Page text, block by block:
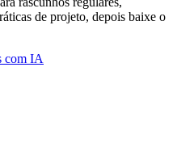
de projeto, depois baixe o
com IA